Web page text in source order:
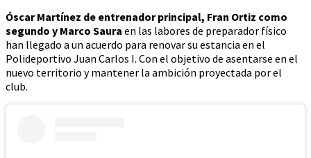
Óscar Martínez de entrenador principal, Fran Ortiz como
segundo y Marco Saura en las labores de preparador físico
han llegado a un acuerdo para renovar su estancia en el
Polideportivo Juan Carlos I. Con el objetivo de asentarse en el
nuevo territorio y mantener la ambición proyectada por el
club.